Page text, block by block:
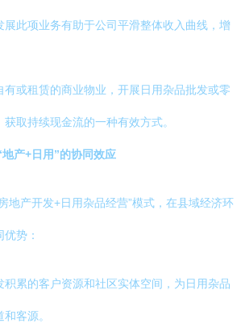
展此项业务有助于公司平滑整体收入曲线，增
有或租赁的商业物业，开展日用杂品批发或零
取持续现金流的一种有效方式。
产+日用”的协同效应
地产开发+日用杂品经营”模式，在县域经济环
势：
积累的客户资源和社区实体空间，为日用杂品
客源。